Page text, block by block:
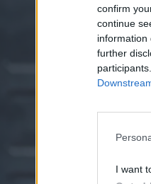
confirm
continue
information
further
I want